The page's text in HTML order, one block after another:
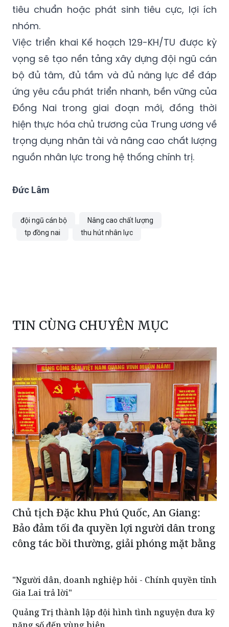
tiêu chuẩn hoặc phát sinh tiêu cực, lợi ích
nhóm.
Việc triển khai Kế hoạch 129-KH/TU được kỳ
vọng sẽ tạo nền tảng xây dựng đội ngũ cán
bộ đủ tâm, đủ tầm và đủ năng lực để đáp
ứng yêu cầu phát triển nhanh, bền vững của
Đồng Nai trong giai đoạn mới, đồng thời
hiện thực hóa chủ trương của Trung ương về
trọng dụng nhân tài và nâng cao chất lượng
nguồn nhân lực trong hệ thống chính trị.
Đức Lâm
đội ngũ cán bộ
Nâng cao chất lượng
tp đồng nai
thu hút nhân lực
TIN CÙNG CHUYÊN MỤC
Chủ tịch Đặc khu Phú Quốc, An Giang:
Bảo đảm tối đa quyền lợi người dân trong
công tác bồi thường, giải phóng mặt bằng
"Người dân, doanh nghiệp hỏi - Chính quyền tỉnh
Gia Lai trả lời"
Quảng Trị thành lập đội hình tình nguyện đưa kỹ